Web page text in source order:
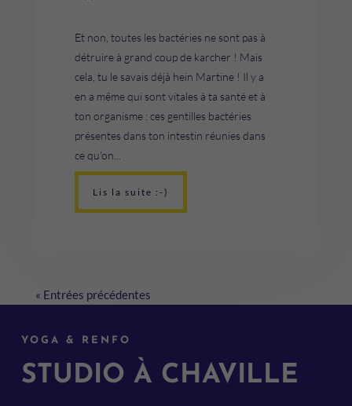
Et non, toutes les bactéries ne sont pas à
détruire à grand coup de karcher ! Mais
cela, tu le savais déjà hein Martine ! Il y a
en a même qui sont vitales à ta santé et à
ton organisme : ces gentilles bactéries
présentes dans ton intestin réunies dans
ce qu’on...
Lis la suite :-)
« Entrées précédentes
YOGA & RENFO
STUDIO À CHAVILLE